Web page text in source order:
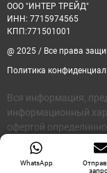
WhatsApp
ООО "ИНТЕР ТРЕЙД"
ИНН: 7715974565
КПП:771501001
@ 2025 / Все права
Политика
Вся информация,
информационный
офертой
сведения через
соглащаетесь на